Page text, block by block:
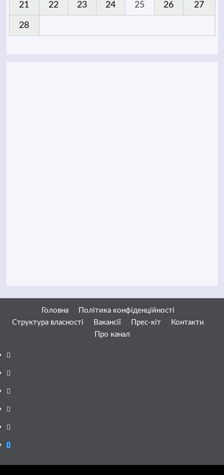
21 22 23 24 25 26 27
28
Головна
Політика конфіденційності
Структура власності
Вакансії Прес-кіт
Контакти
Про канал
Facebook
YouTube
Telegram
Instagram
Twitter
Google